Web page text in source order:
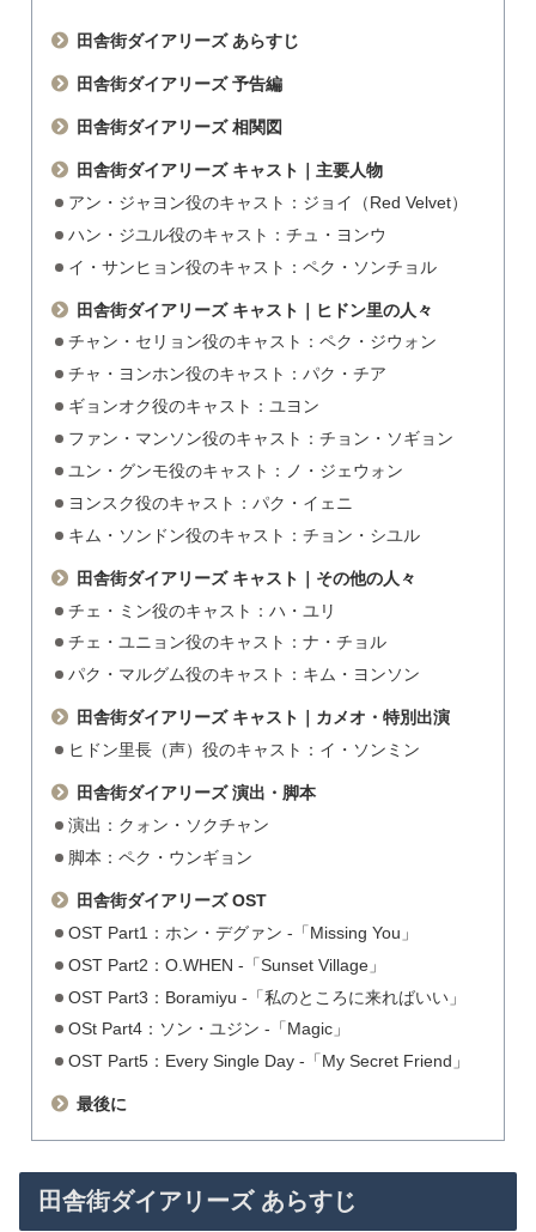
田舎街ダイアリーズ あらすじ
田舎街ダイアリーズ 予告編
田舎街ダイアリーズ 相関図
田舎街ダイアリーズ キャスト｜主要人物
アン・ジャヨン役のキャスト：ジョイ（Red Velvet）
ハン・ジユル役のキャスト：チュ・ヨンウ
イ・サンヒョン役のキャスト：ペク・ソンチョル
田舎街ダイアリーズ キャスト｜ヒドン里の人々
チャン・セリョン役のキャスト：ペク・ジウォン
チャ・ヨンホン役のキャスト：パク・チア
ギョンオク役のキャスト：ユヨン
ファン・マンソン役のキャスト：チョン・ソギョン
ユン・グンモ役のキャスト：ノ・ジェウォン
ヨンスク役のキャスト：パク・イェニ
キム・ソンドン役のキャスト：チョン・シユル
田舎街ダイアリーズ キャスト｜その他の人々
チェ・ミン役のキャスト：ハ・ユリ
チェ・ユニョン役のキャスト：ナ・チョル
パク・マルグム役のキャスト：キム・ヨンソン
田舎街ダイアリーズ キャスト｜カメオ・特別出演
ヒドン里長（声）役のキャスト：イ・ソンミン
田舎街ダイアリーズ 演出・脚本
演出：クォン・ソクチャン
脚本：ペク・ウンギョン
田舎街ダイアリーズ OST
OST Part1：ホン・デグァン -「Missing You」
OST Part2：O.WHEN -「Sunset Village」
OST Part3：Boramiyu -「私のところに来ればいい」
OSt Part4：ソン・ユジン -「Magic」
OST Part5：Every Single Day -「My Secret Friend」
最後に
田舎街ダイアリーズ あらすじ